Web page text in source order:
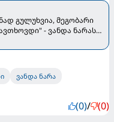
გულუხვია, მეგობარი
- ვანდა ნარას
ვანდა ნარა
(0)/ (0)